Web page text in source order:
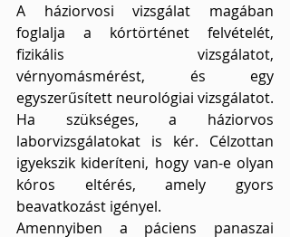
A háziorvosi vizsgálat magában
foglalja a kórtörténet felvételét,
fizikális vizsgálatot,
vérnyomásmérést, és egy
egyszerűsített neurológiai vizsgálatot.
Ha szükséges, a háziorvos
laborvizsgálatokat is kér. Célzottan
igyekszik kideríteni, hogy van-e olyan
kóros eltérés, amely gyors
beavatkozást igényel.
Amennyiben a páciens panaszai